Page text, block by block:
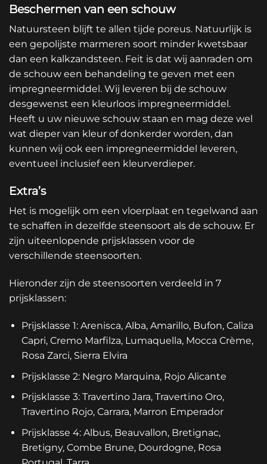
Beschermen van een schouw
Natuursteen blijft te allen tijde poreus. Natuurlijk is
een gepolijste marmeren soort minder kwetsbaar
dan een kalkzandsteen. Feit is dat wij aanraden om
de schouw een behandeling te geven met een
impregneermiddel. Wij leveren bij de schouw
desgewenst een kleurloos impregneermiddel.
Heeft u uw nieuwe schouw staan en mag deze wel
wat dieper van kleur of donkerder worden, dan
kunnen wij ook een impregneermiddel leveren,
eventueel inclusief een kleurverdieper.
Extra’s
Het is mogelijk om een vloerplaat en tegelwand aan
te schaffen in dezelfde steensoort als de schouw. Er
zijn uiteenlopende prijsklassen voor de
verschillende steensoorten.
Hieronder zijn de steensoorten verdeeld in 7
prijsklassen:
Prijsklasse 1: Arenisca, Alba, Amarillo, Bufon, Caliza
Capri, Cremo Marfilza, Lumaquella, Mocca Crème,
Rosa Zarci, Sierra Elvira
Prijsklasse 2: Negro Marquina, Rojo Alicante
Prijsklasse 3: Travertino Jara, Travertino Oro,
Travertino Rojo, Carrara, Marron Emperador
Prijsklasse 4: Albus, Beauvallon, Bretignac,
Bretigny, Combe Brune, Dourdogne, Rosa